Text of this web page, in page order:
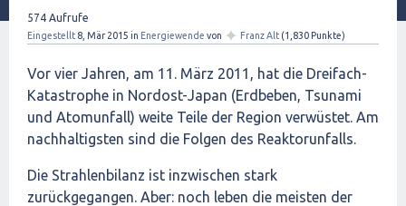
574 Aufrufe
Eingestellt 8, Mär 2015 in Energiewende von ✦ Franz Alt (1,830 Punkte)
Vor vier Jahren, am 11. März 2011, hat die Dreifach-
Katastrophe in Nordost-Japan (Erdbeben, Tsunami
und Atomunfall) weite Teile der Region verwüstet. Am
nachhaltigsten sind die Folgen des Reaktorunfalls.
Die Strahlenbilanz ist inzwischen stark
zurückgegangen. Aber: noch leben die meisten der